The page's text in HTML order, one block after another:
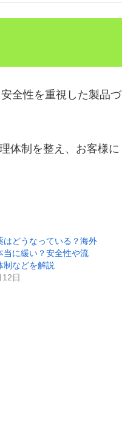
全性を重視した製品づ
体制を整え、お客様に
はどうなっている？海外
当に緩い？安全性や流
制などを解説
日